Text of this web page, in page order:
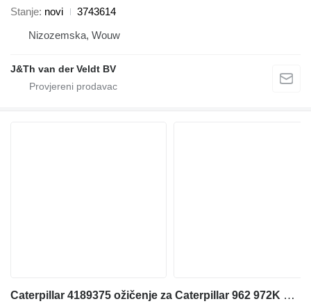
Stanje novi
3743614
Nizozemska, Wouw
J&Th van der Veldt BV
Caterpillar 4189375 ožičenje za Caterpillar 962 972K 966K 950M 980M 962M 972M 982M 966M bagera